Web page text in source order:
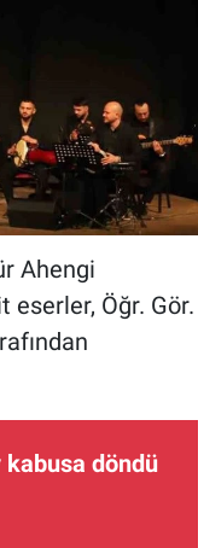
Ahengi
eserler, Öğr. Gör.
döndü